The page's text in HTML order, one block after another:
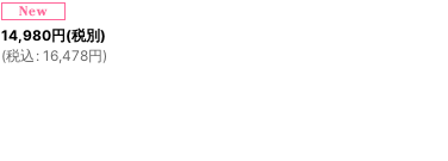
14,980円(税別)
(税込 : 16,478円)